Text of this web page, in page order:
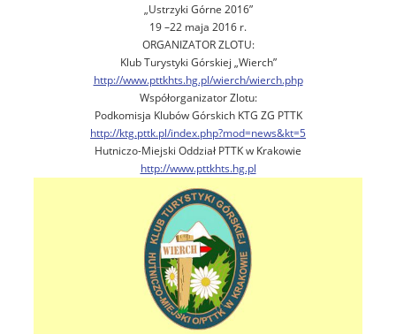
„Ustrzyki Górne 2016”
19 –22 maja 2016 r.
ORGANIZATOR ZLOTU:
Klub Turystyki Górskiej „Wierch”
http://www.pttkhts.hg.pl/wierch/wierch.php
Współorganizator Zlotu:
Podkomisja Klubów Górskich KTG ZG PTTK
http://ktg.pttk.pl/index.php?mod=news&kt=5
Hutniczo-Miejski Oddział PTTK w Krakowie
http://www.pttkhts.hg.pl